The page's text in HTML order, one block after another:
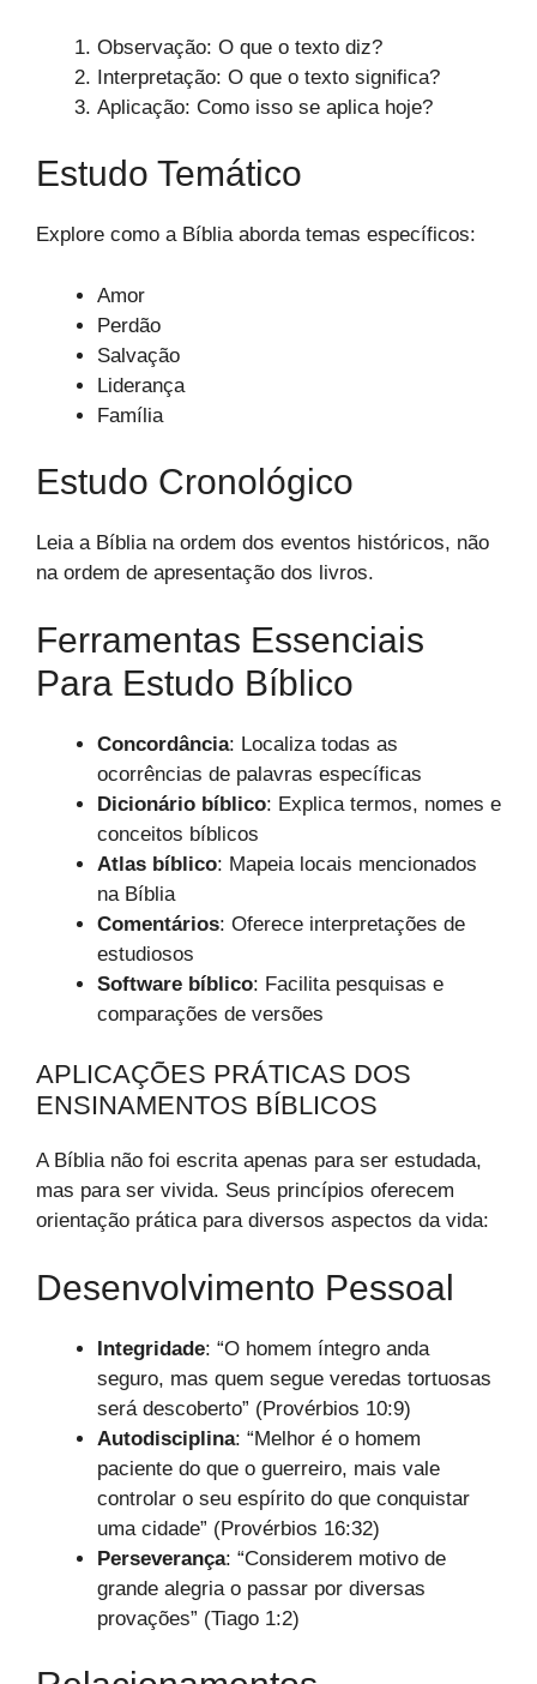
Observação: O que o texto diz?
Interpretação: O que o texto significa?
Aplicação: Como isso se aplica hoje?
Estudo Temático
Explore como a Bíblia aborda temas específicos:
Amor
Perdão
Salvação
Liderança
Família
Estudo Cronológico
Leia a Bíblia na ordem dos eventos históricos, não
na ordem de apresentação dos livros.
Ferramentas Essenciais
Para Estudo Bíblico
Concordância: Localiza todas as
ocorrências de palavras específicas
Dicionário bíblico: Explica termos, nomes e
conceitos bíblicos
Atlas bíblico: Mapeia locais mencionados
na Bíblia
Comentários: Oferece interpretações de
estudiosos
Software bíblico: Facilita pesquisas e
comparações de versões
APLICAÇÕES PRÁTICAS DOS
ENSINAMENTOS BÍBLICOS
A Bíblia não foi escrita apenas para ser estudada,
mas para ser vivida. Seus princípios oferecem
orientação prática para diversos aspectos da vida:
Desenvolvimento Pessoal
Integridade: “O homem íntegro anda
seguro, mas quem segue veredas tortuosas
será descoberto” (Provérbios 10:9)
Autodisciplina: “Melhor é o homem
paciente do que o guerreiro, mais vale
controlar o seu espírito do que conquistar
uma cidade” (Provérbios 16:32)
Perseverança: “Considerem motivo de
grande alegria o passar por diversas
provações” (Tiago 1:2)